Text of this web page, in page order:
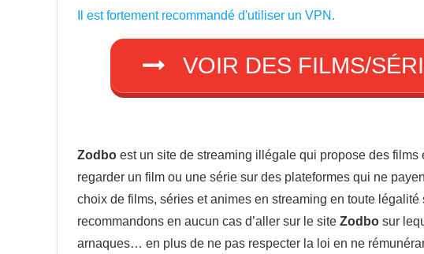
Il est fortement recommandé d'utiliser un VPN.
VOIR DES FILMS/
Zodbo est un site de streaming illégale qui propose des
regarder un film ou une série sur des plateformes qui ne
choix de films, séries et animes en streaming en toute légalité
recommandons en aucun cas d’aller sur le site Zodbo sur
arnaques… en plus de ne pas respecter la loi en ne